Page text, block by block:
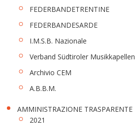
FEDERBANDETRENTINE
FEDERBANDESARDE
I.M.S.B. Nazionale
Verband Südtiroler Musikkapellen
Archivio CEM
A.B.B.M.
AMMINISTRAZIONE TRASPARENTE
2021